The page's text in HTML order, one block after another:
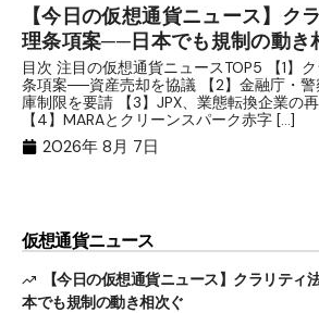
【今日の仮想通貨ニュース】ク
理条項案──日本でも規制の動き
目次 注目の仮想通貨ニュースTOP5 【1】
条項案──資産売却を協議 【2】金融庁・警
庫制限を要請 【3】JPX、業態転換企業の
【4】MARAとクリーンスパーク赤字 […]
2026年 8月 7日
仮想通貨ニュース
【今日の仮想通貨ニュース】クラリティ
本でも規制の動き相次ぐ